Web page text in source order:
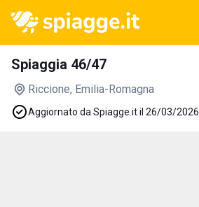
Spiaggia 46/47
Riccione, Emilia-Romagna
Aggiornato da Spiagge.it il 26/03/2026